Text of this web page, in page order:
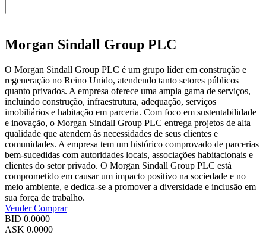
Morgan Sindall Group PLC
O Morgan Sindall Group PLC é um grupo líder em construção e
regeneração no Reino Unido, atendendo tanto setores públicos
quanto privados. A empresa oferece uma ampla gama de serviços,
incluindo construção, infraestrutura, adequação, serviços
imobiliários e habitação em parceria. Com foco em sustentabilidade
e inovação, o Morgan Sindall Group PLC entrega projetos de alta
qualidade que atendem às necessidades de seus clientes e
comunidades. A empresa tem um histórico comprovado de parcerias
bem-sucedidas com autoridades locais, associações habitacionais e
clientes do setor privado. O Morgan Sindall Group PLC está
comprometido em causar um impacto positivo na sociedade e no
meio ambiente, e dedica-se a promover a diversidade e inclusão em
sua força de trabalho.
VenderComprar
BID 0.0000
ASK 0.0000